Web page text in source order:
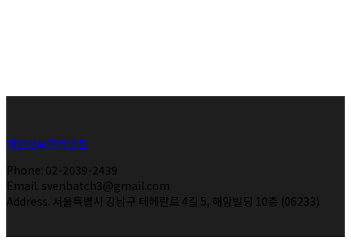
개인정보처리방침
Phone: 02-2039-2439
Email. svenbatch3@gmail.com
Address. 서울특별시 강남구 테헤란로 4길 5, 해암빌딩 10층 (06233)